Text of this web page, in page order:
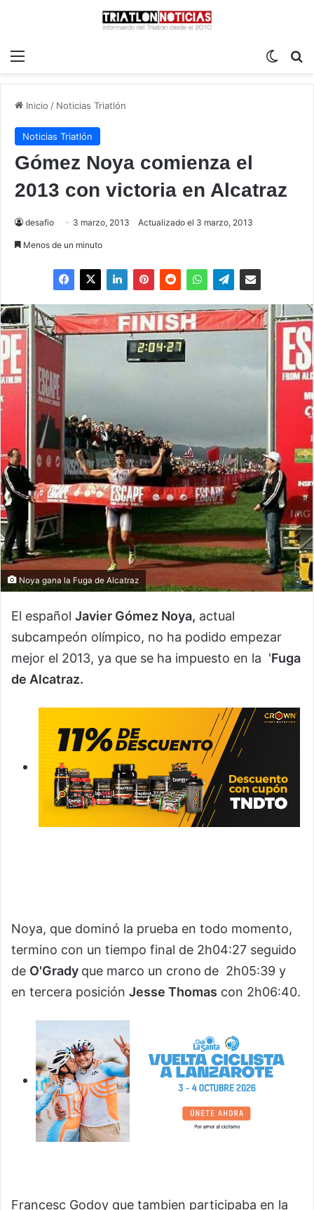
Inicio / Noticias Triatlón
Noticias Triatlón
Gómez Noya comienza el
2013 con victoria en Alcatraz
desafio 3 marzo, 2013 Actualizado el 3 marzo, 2013
Menos de un minuto
Noya gana la Fuga de Alcatraz
El español Javier Gómez Noya, actual
subcampeón olímpico, no ha podido empezar
mejor el 2013, ya que se ha impuesto en la 'Fuga
de Alcatraz.
Noya, que dominó la prueba en todo momento,
termino con un tiempo final de 2h04:27 seguido
de O'Grady que marco un crono de 2h05:39 y
en tercera posición Jesse Thomas con 2h06:40.
Francesc Godoy que tambien participaba en la